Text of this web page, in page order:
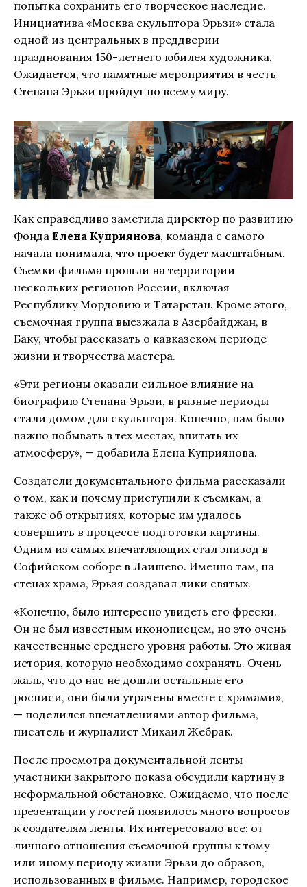
попытка сохранить его творческое наследие.
Инициатива «Москва скульптора Эрьзи» стала
одной из центральных в преддверии
празднования 150-летнего юбилея художника.
Ожидается, что памятные мероприятия в честь
Степана Эрьзи пройдут по всему миру.
Как справедливо заметила директор по развитию
Фонда Елена Куприянова, команда с самого
начала понимала, что проект будет масштабным.
Съемки фильма прошли на территории
нескольких регионов России, включая
Республику Мордовию и Татарстан. Кроме этого,
съемочная группа выезжала в Азербайджан, в
Баку, чтобы рассказать о кавказском периоде
жизни и творчества мастера.
«Эти регионы оказали сильное влияние на
биографию Степана Эрьзи, в разные периоды
стали домом для скульптора. Конечно, нам было
важно побывать в тех местах, впитать их
атмосферу», — добавила Елена Куприянова.
Создатели документального фильма рассказали
о том, как и почему приступили к съемкам, а
также об открытиях, которые им удалось
совершить в процессе подготовки картины.
Одним из самых впечатляющих стал эпизод в
Софийском соборе в Лаишево. Именно там, на
стенах храма, Эрьзя создавал лики святых.
«Конечно, было интересно увидеть его фрески.
Он не был известным иконописцем, но это очень
качественные среднего уровня работы. Это живая
история, которую необходимо сохранять. Очень
жаль, что до нас не дошли остальные его
росписи, они были утрачены вместе с храмами»,
— поделился впечатлениями автор фильма,
писатель и журналист Михаил Жебрак.
После просмотра документальной ленты
участники закрытого показа обсудили картину в
неформальной обстановке. Ожидаемо, что после
презентации у гостей появилось много вопросов
к создателям ленты. Их интересовало все: от
личного отношения съемочной группы к тому
или иному периоду жизни Эрьзи до образов,
использованных в фильме. Например, городское